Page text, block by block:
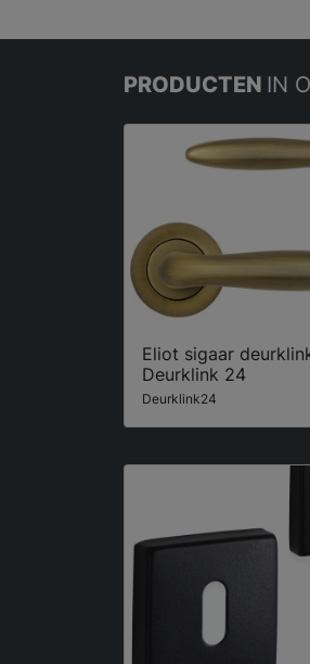
PRODUCTEN IN
Eliot sigaar deurklink
Deurklink 24
Deurklink24